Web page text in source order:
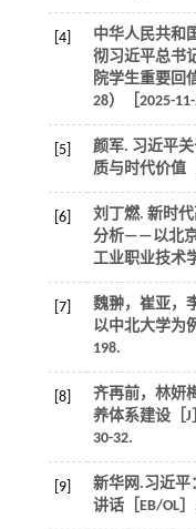
[4]
中华人民共和
彻习近平总书
院学生重要回
28）［2025-
[5]
颜军. 习近平
质与时代价值
[6]
刘丁燃. 新时
分析——以北京
工业职业技术
[7]
魏翀，崔亚，
以中北大学为
198.
[8]
齐再前，林妍
养体系建设［J
30-32.
[9]
新华网.习近平
讲话［EB/OL